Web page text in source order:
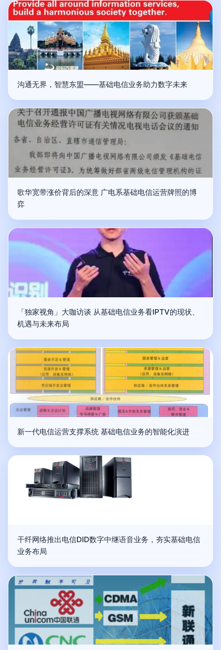
沟通无界，智慧东盟——基础电信业务助力数字未来
歌华宽带涨价背后的深意 广电系基础电信运营牌照的博
弈
「独家视角」大咖访谈 从基础电信业务看IPTV的现状、
机遇与未来布局
新一代电信运营支撑系统 基础电信业务的智能化演进
干纤网络推出电信DID数字中继语音业务，夯实基础电信
业务布局